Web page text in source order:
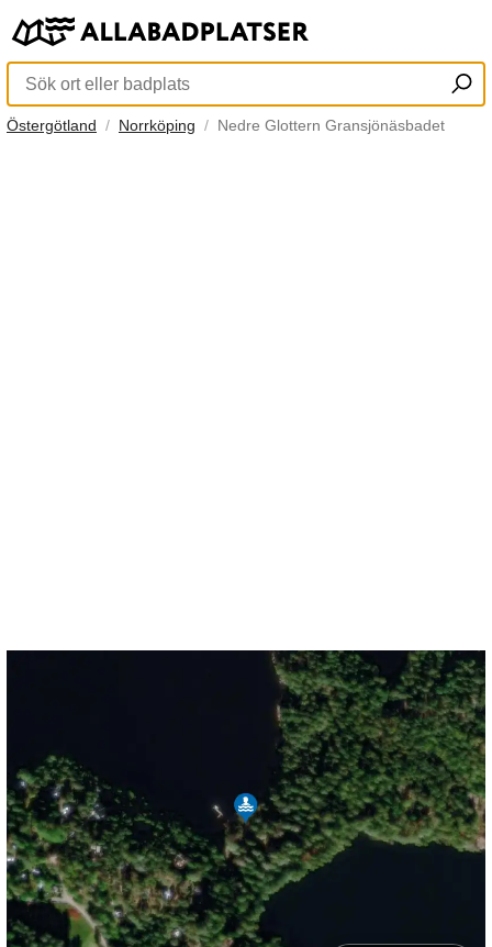
Östergötland Norrköping Nedre Glottern Gransjönäsbadet